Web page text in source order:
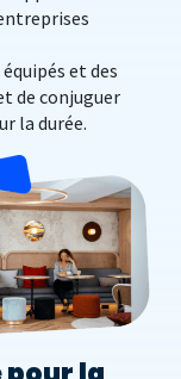
et des
de conjuguer
la durée.